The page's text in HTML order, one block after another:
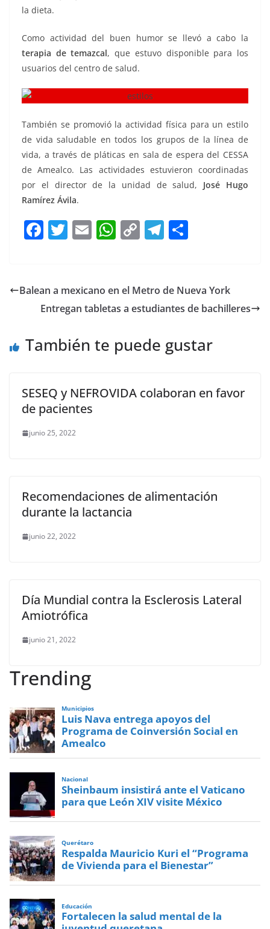
la dieta.
Como actividad del buen humor se llevó a cabo la
terapia de temazcal, que estuvo disponible para los
usuarios del centro de salud.
También se promovió la actividad física para un estilo
de vida saludable en todos los grupos de la línea de
vida, a través de pláticas en sala de espera del CESSA
de Amealco. Las actividades estuvieron coordinadas
por el director de la unidad de salud, José Hugo
Ramírez Ávila.
F
e
b
o
T
er
E
l
W
s
A
p
C
y
Li
k
T
gr
a
e
Balean a mexicano en el Metro de Nueva York
Entregan tabletas a estudiantes de bachilleres
También te puede gustar
SESEQ y NEFROVIDA colaboran en favor
de pacientes
junio 25, 2022
Recomendaciones de alimentación
durante la lactancia
junio 22, 2022
Día Mundial contra la Esclerosis Lateral
Amiotrófica
junio 21, 2022
Trending
Municipios
Luis Nava entrega apoyos del
Programa de Coinversión Social en
Amealco
Nacional
Sheinbaum insistirá ante el Vaticano
para que León XIV visite México
Querétaro
Respalda Mauricio Kuri el “Programa
de Vivienda para el Bienestar”
Educación
Fortalecen la salud mental de la